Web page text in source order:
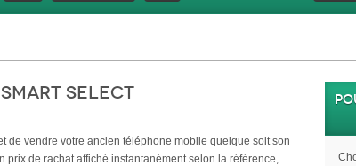
Smart Select
de vendre votre ancien téléphone mobile quelque soit son
prix de rachat affiché instantanément selon la référence,